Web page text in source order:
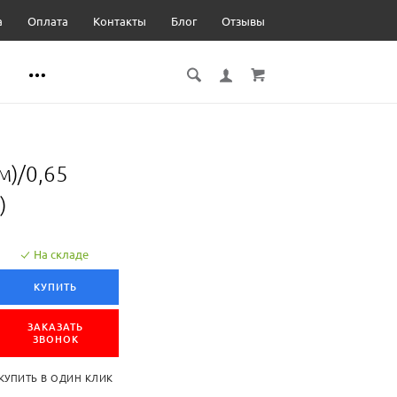
Оплата Контакты Блог Отзывы
0,65
На складе
КУПИТЬ
ЗАКАЗАТЬ
ЗВОНОК
В ОДИН КЛИК